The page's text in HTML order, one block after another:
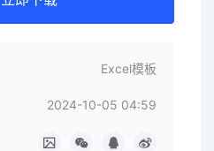
Excel模板
2024-10-05 04:59